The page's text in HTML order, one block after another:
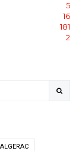
5
16
181
2
ALGERAC